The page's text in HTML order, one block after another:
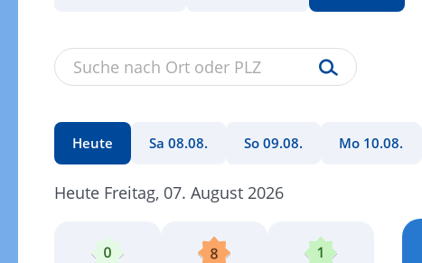
Heute Sa 08.08. So 09.08. Mo 10.08.
Heute Freitag, 07. August 2026